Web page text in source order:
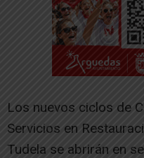
Los nuevos ciclos de
Servicios en
Tudela se abrirán en